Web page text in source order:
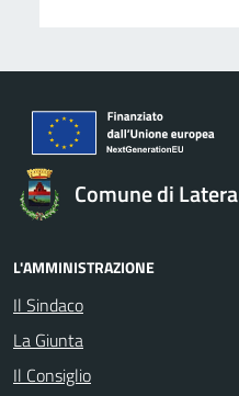
Comune di Latera
L'AMMINISTRAZIONE
Il Sindaco
La Giunta
Il Consiglio